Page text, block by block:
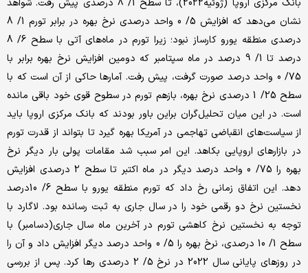
بانک مرکزی اروپا (ژوئیه2022)، تا سطح 1/ 8 درصدی پیش رفت. شواهد
نشان می‌دهد که افزایش 5/ 0 واحد درصدی نرخ بهره در برابر تورم 1/ 8
درصدی منطقه یورو کارساز نبود؛ زیرا تورم در ماه‌های آتی با سطح 6/ 8
درصد تا 1/ 9 درصد در ماه سپتامبر که دومین افزایش نرخ بهره برابر با
75/ 0 واحد درصد صورت گرفت، پیش رفت. آمارها حاکی از آن است که با
سطح 25/ 1 درصدی نرخ بهره، بازهم تورم در سطوح قوی خود باقی مانده
است. در این میان تحلیل‌گران براین باور بودند که بانک مرکزی اروپا باید
از سیاست‌های انقباضی تهاجمی در آمریکا بهره گیرد تا بتواند از قدرت تورم
در بازارهای اروپایی بکاهد. این امر سبب شد مقامات پولی بار دیگر نرخ
بهره را 75/ 0 واحد درصد دیگر در ماه اکتبر تا سطح 2 درصدی افزایش
دهد. این اتفاق زمانی رخ داد که تورم منطقه یورو با سطح 6/ 10درصد
نخستین نرخ دو رقمی خود را در سال جاری به ثبت رسانده بود. لاگارد با
توجه به نخستین نرخ کاهشی تورم در آخرین ماه سال جاری‌(دسامبر) با
سطح 1/ 10 درصدی، نرخ بهره را 5/ 0 واحد درصد دیگر افزایش داد و آن را
در روزهای پایانی سال 2022 در نرخ 5/ 2 درصدی رها کرد. پس از بررسی